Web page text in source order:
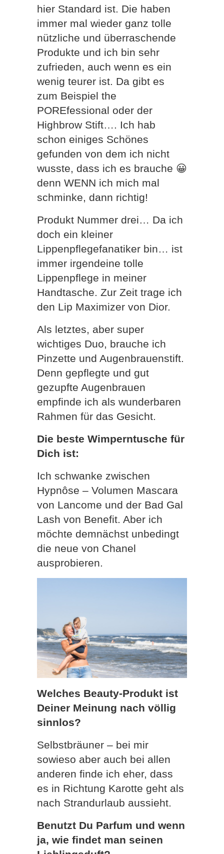
hier Standard ist. Die haben
immer mal wieder ganz tolle
nützliche und überraschende
Produkte und ich bin sehr
zufrieden, auch wenn es ein
wenig teurer ist. Da gibt es
zum Beispiel the
POREfessional oder der
Highbrow Stift…. Ich hab
schon einiges Schönes
gefunden von dem ich nicht
wusste, dass ich es brauche 😀
denn WENN ich mich mal
schminke, dann richtig!
Produkt Nummer drei… Da ich
doch ein kleiner
Lippenpflegefanatiker bin… ist
immer irgendeine tolle
Lippenpflege in meiner
Handtasche. Zur Zeit trage ich
den Lip Maximizer von Dior.
Als letztes, aber super
wichtiges Duo, brauche ich
Pinzette und Augenbrauenstift.
Denn gepflegte und gut
gezupfte Augenbrauen
empfinde ich als wunderbaren
Rahmen für das Gesicht.
Die beste Wimperntusche für
Dich ist:
Ich schwanke zwischen
Hypnôse – Volumen Mascara
von Lancome und der Bad Gal
Lash von Benefit. Aber ich
möchte demnächst unbedingt
die neue von Chanel
ausprobieren.
Welches Beauty-Produkt ist
Deiner Meinung nach völlig
sinnlos?
Selbstbräuner – bei mir
sowieso aber auch bei allen
anderen finde ich eher, dass
es in Richtung Karotte geht als
nach Strandurlaub aussieht.
Benutzt Du Parfum und wenn
ja, wie findet man seinen